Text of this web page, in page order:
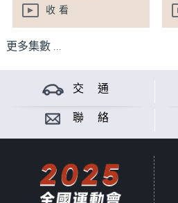
收看
更多集數 ...
交 通
聯 絡